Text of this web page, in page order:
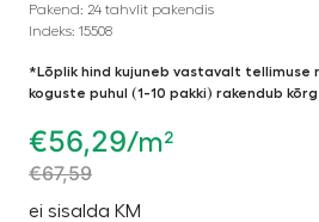
Pakend: 24 tahvlit pakendis
Indeks: 15508
*Lõplik hind kujuneb vastavalt tellimuse
koguste puhul (1-10 pakki) rakendub
€56,29/m²
€67,59
ei sisalda KM